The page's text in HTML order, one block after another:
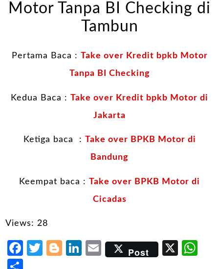
Motor Tanpa BI Checking di
Tambun
Pertama Baca : Take over Kredit bpkb Motor
Tanpa BI Checking
Kedua Baca : Take over Kredit bpkb Motor di
Jakarta
Ketiga baca : Take over BPKB Motor di
Bandung
Keempat baca : Take over BPKB Motor di
Cicadas
Views: 28
Facebook
Twitter
Blogger
LinkedIn
Email
Post X